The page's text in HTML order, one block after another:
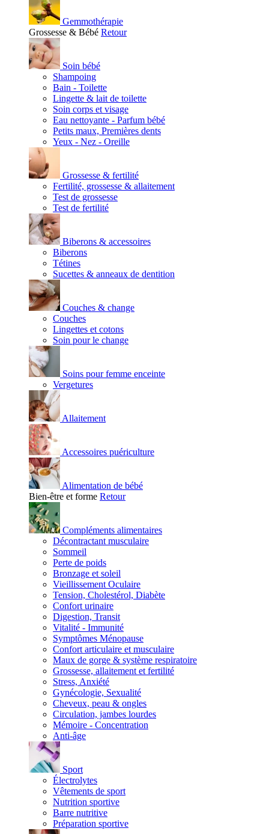
Gemmothérapie
Grossesse & Bébé Retour
Soin bébé
Shampoing
Bain - Toilette
Lingette & lait de toilette
Soin corps et visage
Eau nettoyante - Parfum bébé
Petits maux, Premières dents
Yeux - Nez - Oreille
Grossesse & fertilité
Fertilité, grossesse & allaitement
Test de grossesse
Test de fertilité
Biberons & accessoires
Biberons
Tétines
Sucettes & anneaux de dentition
Couches & change
Couches
Lingettes et cotons
Soin pour le change
Soins pour femme enceinte
Vergetures
Allaitement
Accessoires puériculture
Alimentation de bébé
Bien-être et forme Retour
Compléments alimentaires
Décontractant musculaire
Sommeil
Perte de poids
Bronzage et soleil
Vieillissement Oculaire
Tension, Cholestérol, Diabète
Confort urinaire
Digestion, Transit
Vitalité - Immunité
Symptômes Ménopause
Confort articulaire et musculaire
Maux de gorge & système respiratoire
Grossesse, allaitement et fertilité
Stress, Anxiété
Gynécologie, Sexualité
Cheveux, peau & ongles
Circulation, jambes lourdes
Mémoire - Concentration
Anti-âge
Sport
Électrolytes
Vêtements de sport
Nutrition sportive
Barre nutritive
Préparation sportive